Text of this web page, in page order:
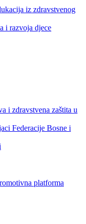
iz zdravstvenog
i razvoja djece
i zdravstvena zaštita u
Federacije Bosne i
platforma